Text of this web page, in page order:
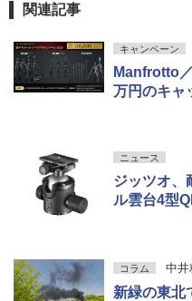
関連記事
キャンペーン
Manfrotto
万円のキャ
ニュース
ジッツオ、
ル雲台4型
コラム 中井
新緑の東